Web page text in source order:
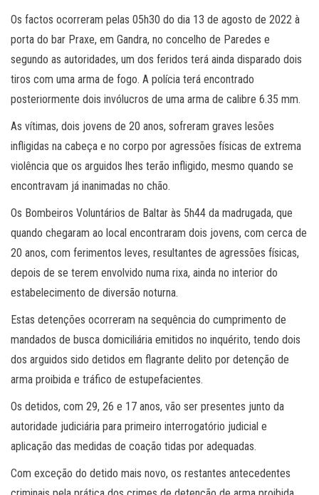
Os factos ocorreram pelas 05h30 do dia 13 de agosto de 2022 à
porta do bar Praxe, em Gandra, no concelho de Paredes e
segundo as autoridades, um dos feridos terá ainda disparado dois
tiros com uma arma de fogo. A polícia terá encontrado
posteriormente dois invólucros de uma arma de calibre 6.35 mm.
As vítimas, dois jovens de 20 anos, sofreram graves lesões
infligidas na cabeça e no corpo por agressões físicas de extrema
violência que os arguidos lhes terão infligido, mesmo quando se
encontravam já inanimadas no chão.
Os Bombeiros Voluntários de Baltar às 5h44 da madrugada, que
quando chegaram ao local encontraram dois jovens, com cerca de
20 anos, com ferimentos leves, resultantes de agressões físicas,
depois de se terem envolvido numa rixa, ainda no interior do
estabelecimento de diversão noturna.
Estas detenções ocorreram na sequência do cumprimento de
mandados de busca domiciliária emitidos no inquérito, tendo dois
dos arguidos sido detidos em flagrante delito por detenção de
arma proibida e tráfico de estupefacientes.
Os detidos, com 29, 26 e 17 anos, vão ser presentes junto da
autoridade judiciária para primeiro interrogatório judicial e
aplicação das medidas de coação tidas por adequadas.
Com exceção do detido mais novo, os restantes antecedentes